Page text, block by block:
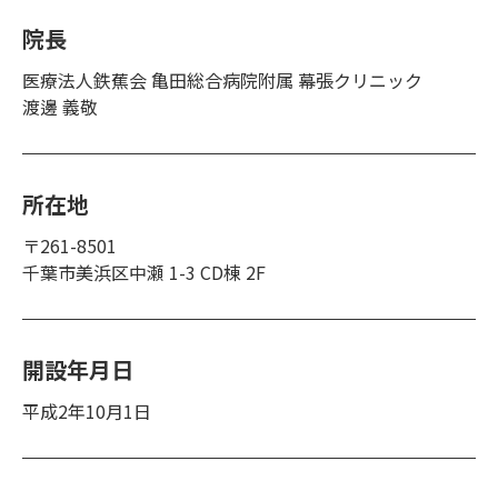
院長
医療法人鉄蕉会 亀田総合病院附属 幕張クリニック
渡邊 義敬
所在地
〒261-8501
千葉市美浜区中瀬 1-3 CD棟 2F
開設年月日
平成2年10月1日